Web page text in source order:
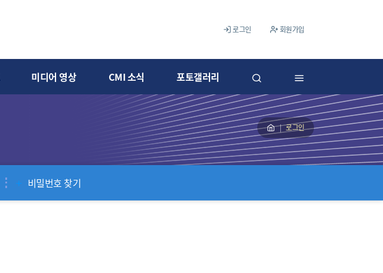
로그인 회원가입
미디어 영상 CMI 소식 포토갤러리
로그인
비밀번호 찾기